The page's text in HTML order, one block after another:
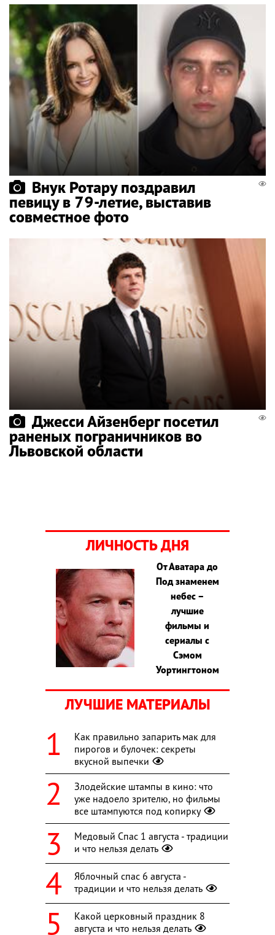
Внук Ротару поздравил
певицу в 79-летие, выставив
совместное фото
Джесси Айзенберг посетил
раненых пограничников во
Львовской области
ЛИЧНОСТЬ ДНЯ
От Аватара до
Под знаменем
небес –
лучшие
фильмы и
сериалы с
Сэмом
Уортингтоном
ЛУЧШИЕ МАТЕРИАЛЫ
Как правильно запарить мак для
пирогов и булочек: секреты
вкусной выпечки
Злодейские штампы в кино: что
уже надоело зрителю, но фильмы
все штампуются под копирку
Медовый Спас 1 августа - традиции
и что нельзя делать
Яблочный спас 6 августа -
традиции и что нельзя делать
Какой церковный праздник 8
августа и что нельзя делать